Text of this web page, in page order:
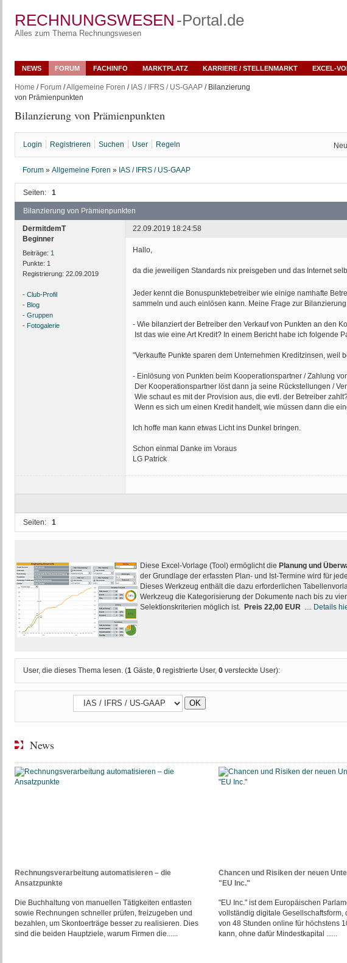
RECHNUNGSWESEN -Portal.de
Alles zum Thema Rechnungswesen
NEWS FORUM FACHINFO MARKTPLATZ KARRIERE / STELLENMARKT EXCEL-
Home / Forum/Allgemeine Foren / IAS / IFRS / US-GAAP/ Bilanzierung
von Prämienpunkten
Bilanzierung von Prämienpunkten
Login Registrieren Suchen User Regeln
Forum » Allgemeine Foren » IAS / IFRS / US-GAAP
Seiten: 1
Bilanzierung von Prämienpunkten
DermitdemT
Beginner
Beiträge: 1
Punkte: 1
Registrierung: 22.09.2019
- Club-Profil
- Blog
- Gruppen
- Fotogalerie
22.09.2019 18:24:58
Hallo,
da die jeweiligen Standards nix preisgeben und das Internet
Jeder kennt die Bonuspunktebetreiber wie einige namhafte
sammeln und auch einlösen kann. Meine Frage zur
- Wie bilanziert der Betreiber den Verkauf von Punkten an den
Ist das wie eine Art Kredit? In einem Bericht habe ich folgende
"Verkaufte Punkte sparen dem Unternehmen Kreditzinsen, weil
- Einlösung von Punkten beim Kooperationspartner / Zahlung
Der Kooperationspartner löst dann ja seine Rückstellungen /
Wie schaut es mit der Provision aus, die evtl. der Betreiber
Wenn es sich um einen Kredit handelt, wie müssen dann die
Ich hoffe man kann etwas Licht ins Dunkel bringen.
Schon einmal Danke im Voraus
LG Patrick
Seiten: 1
Diese Excel-Vorlage (Tool) ermöglicht die Planung und
der Grundlage der erfassten Plan- und Ist-Termine wird für
Dieses Werkzeug enthält die dazu erforderlichen
Werkzeug die Kategorisierung der Dokumente nach bis zu
Selektionskriterien möglich ist. Preis 22,00 EUR Details
User, die dieses Thema lesen. (1 Gäste, 0registrierte User, 0versteckte User):
News
Rechnungsverarbeitung automatisieren – die
Ansatzpunkte
Die Buchhaltung von manuellen Tätigkeiten entlasten
sowie Rechnungen schneller prüfen, freizugeben und
bezahlen, um Skontoerträge besser zu realisieren. Dies
sind die beiden Hauptziele, warum Firmen die......
Chancen und Risiken der neuen
"EU Inc."
"EU Inc." ist dem Europäischen
vollständig digitale Gesellschaftsform,
von 48 Stunden online für höchstens
kann, ohne dafür Mindestkapital ......